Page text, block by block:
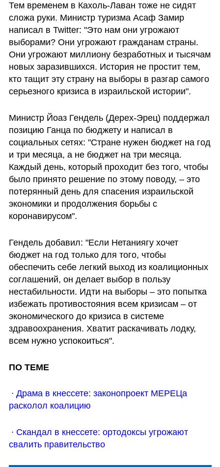
Тем временем в Кахоль-Лаван тоже не сидят
сложа руки. Министр туризма Асаф Замир
написал в Twitter: "Это нам они угрожают
выборами? Они угрожают гражданам страны.
Они угрожают миллиону безработных и тысячам
новых заразившихся. История не простит тем,
кто тащит эту страну на выборы в разгар самого
серьезного кризиса в израильской истории".
Министр Йоаз Гендель (Дерех-Эрец) поддержал
позицию Ганца по бюджету и написал в
социальных сетях: "Стране нужен бюджет на год
и три месяца, а не бюджет на три месяца.
Каждый день, который проходит без того, чтобы
было принято решение по этому поводу, – это
потерянный день для спасения израильской
экономики и продолжения борьбы с
коронавирусом".
Гендель добавил: "Если Нетаниягу хочет
бюджет на год только для того, чтобы
обеспечить себе легкий выход из коалиционных
соглашений, он делает выбор в пользу
нестабильности. Идти на выборы – это попытка
избежать противостояния всем кризисам – от
экономического до кризиса в системе
здравоохранения. Хватит раскачивать лодку,
всем нужно успокоиться".
ПО ТЕМЕ
∙ Драма в кнессете: законопроект МЕРЕЦа
расколол коалицию
∙ Скандал в кнессете: ортодоксы угрожают
свалить правительство